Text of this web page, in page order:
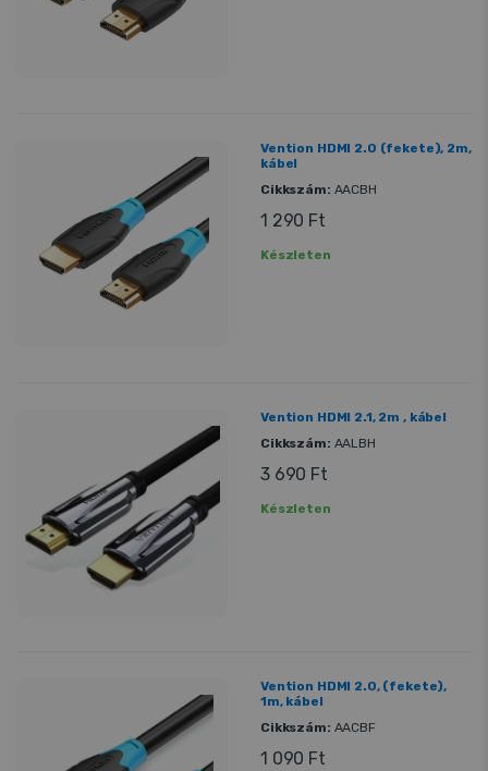
Vention HDMI 2.0 (fekete), 2m,
kábel
Cikkszám: AACBH
1 290 Ft
Készleten
Vention HDMI 2.1, 2m , kábel
Cikkszám: AALBH
3 690 Ft
Készleten
Vention HDMI 2.0, (fekete),
1m, kábel
Cikkszám: AACBF
1 090 Ft